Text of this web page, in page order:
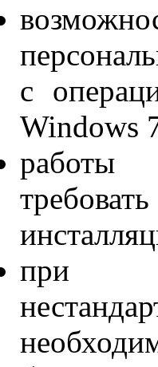
с
Windows
при